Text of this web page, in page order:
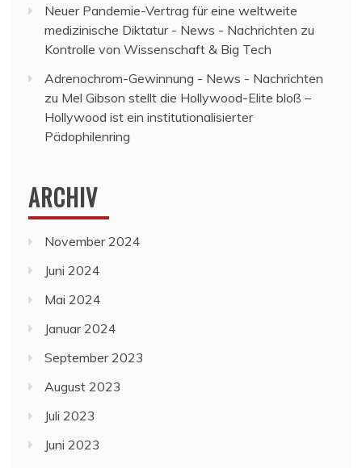
Neuer Pandemie-Vertrag für eine weltweite
medizinische Diktatur - News - Nachrichten zu
Kontrolle von Wissenschaft & Big Tech
Adrenochrom-Gewinnung - News - Nachrichten
zu Mel Gibson stellt die Hollywood-Elite bloß –
Hollywood ist ein institutionalisierter
Pädophilenring
ARCHIV
November 2024
Juni 2024
Mai 2024
Januar 2024
September 2023
August 2023
Juli 2023
Juni 2023